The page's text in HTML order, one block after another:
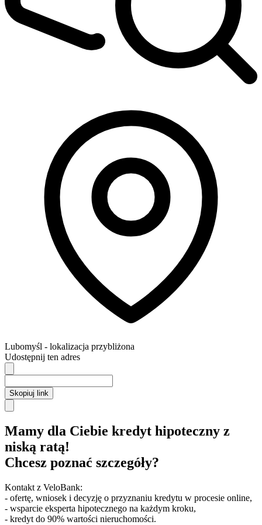
Lubomyśl - lokalizacja przybliżona
Udostępnij ten adres
Skopiuj link
Mamy dla Ciebie kredyt hipoteczny z
niską ratą!
Chcesz poznać szczegóły?
Kontakt z VeloBank:
- ofertę, wniosek i decyzję o przyznaniu kredytu w procesie online,
- wsparcie eksperta hipotecznego na każdym kroku,
- kredyt do 90% wartości nieruchomości.